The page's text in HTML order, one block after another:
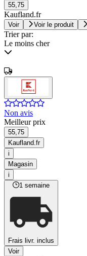
55,75
Kaufland.fr
Voir Voir le produit
Trier par:
Le moins cher
Non avis
Meilleur prix
55,75
Kaufland.fr
i
Magasin
i
1 semaine
Frais livr. inclus
Voir